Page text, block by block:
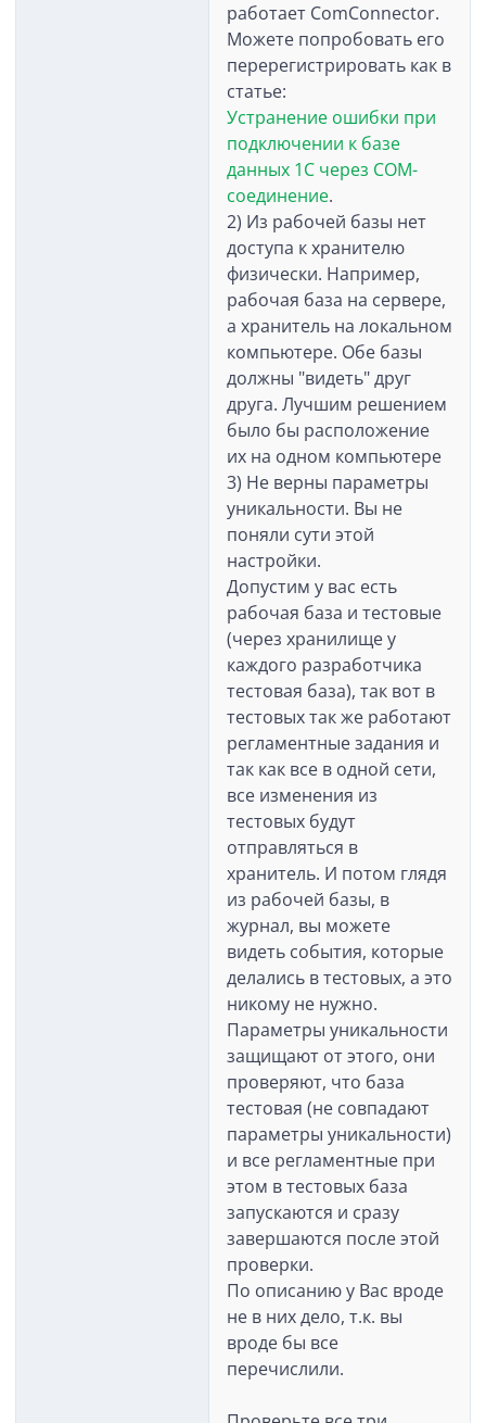
работает ComConnector.
Можете попробовать его
перерегистрировать как в
статье:
Устранение ошибки при
подключении к базе
данных 1С через COM-
соединение.
2) Из рабочей базы нет
доступа к хранителю
физически. Например,
рабочая база на сервере,
а хранитель на локальном
компьютере. Обе базы
должны "видеть" друг
друга. Лучшим решением
было бы расположение
их на одном компьютере
3) Не верны параметры
уникальности. Вы не
поняли сути этой
настройки.
Допустим у вас есть
рабочая база и тестовые
(через хранилище у
каждого разработчика
тестовая база), так вот в
тестовых так же работают
регламентные задания и
так как все в одной сети,
все изменения из
тестовых будут
отправляться в
хранитель. И потом глядя
из рабочей базы, в
журнал, вы можете
видеть события, которые
делались в тестовых, а это
никому не нужно.
Параметры уникальности
защищают от этого, они
проверяют, что база
тестовая (не совпадают
параметры уникальности)
и все регламентные при
этом в тестовых база
запускаются и сразу
завершаются после этой
проверки.
По описанию у Вас вроде
не в них дело, т.к. вы
вроде бы все
перечислили.